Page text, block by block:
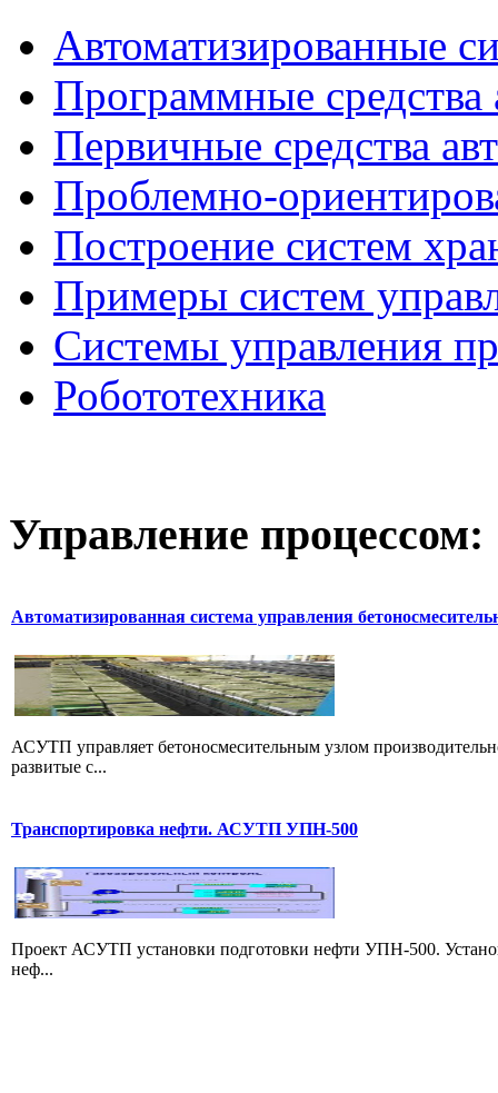
Автоматизированные
Программные средства
Первичные средства
Проблемно-
Построение систем
Примеры систем
Системы управления
Робототехника
Управление процессом:
Автоматизированная система управления
АСУТП управляет бетоносмесительным узлом
развитые с...
Транспортировка нефти. АСУТП УПН-500
Проект АСУТП установки подготовки нефти УПН-500.
неф...